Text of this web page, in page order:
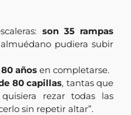
son 35 rampas
pudiera subir
80 añosen completarse.
80 capillas, tantas que
rezar todas las
sin repetir altar”.